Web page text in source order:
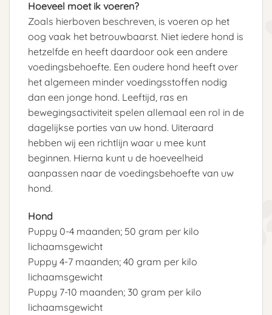
Hoeveel moet ik voeren?
Zoals hierboven beschreven, is voeren op het
oog vaak het betrouwbaarst. Niet iedere hond is
hetzelfde en heeft daardoor ook een andere
voedingsbehoefte. Een oudere hond heeft over
het algemeen minder voedingsstoffen nodig
dan een jonge hond. Leeftijd, ras en
bewegingsactiviteit spelen allemaal een rol in de
dagelijkse porties van uw hond. Uiteraard
hebben wij een richtlijn waar u mee kunt
beginnen. Hierna kunt u de hoeveelheid
aanpassen naar de voedingsbehoefte van uw
hond.
Hond
Puppy 0-4 maanden; 50 gram per kilo
lichaamsgewicht
Puppy 4-7 maanden; 40 gram per kilo
lichaamsgewicht
Puppy 7-10 maanden; 30 gram per kilo
lichaamsgewicht